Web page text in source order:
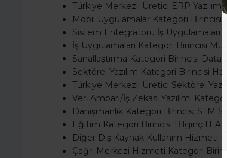
Türkiye Merkezli Üretici ERP Yazılımı
Mobil Uygulamalar Kategori Birincisi
Sistem Entegratörü İş Uygulamaları
İş Uygulamaları Kategori Birincisi
Sanallaştırma Kategori Birincisi Data
Sektörel Yazılım Kategori Birincisi
Türkiye Merkezli Üretici Sektörel
Veri Ambarı/İş Zekası Yazılımı
Danışmanlık Kategori Birincisi STM
Eğitim Kategori Birincisi Bilginç IT
Diğer Dış Kaynak Kullanım Hizmeti
Çağrı Merkezi Hizmeti Kategori